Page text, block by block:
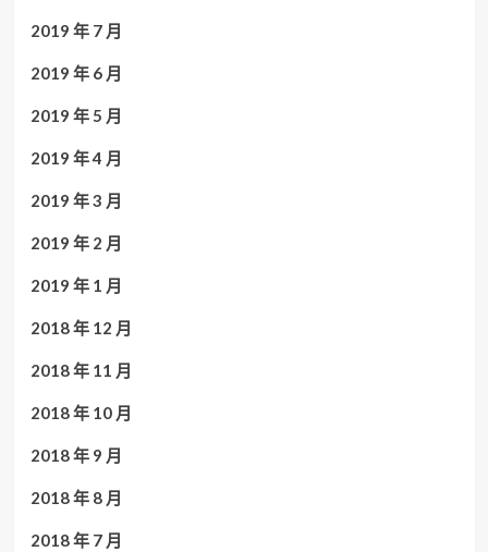
2019 年 7 月
2019 年 6 月
2019 年 5 月
2019 年 4 月
2019 年 3 月
2019 年 2 月
2019 年 1 月
2018 年 12 月
2018 年 11 月
2018 年 10 月
2018 年 9 月
2018 年 8 月
2018 年 7 月